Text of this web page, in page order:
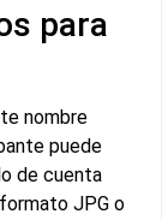
para
nombre
puede
de cuenta
JPG o